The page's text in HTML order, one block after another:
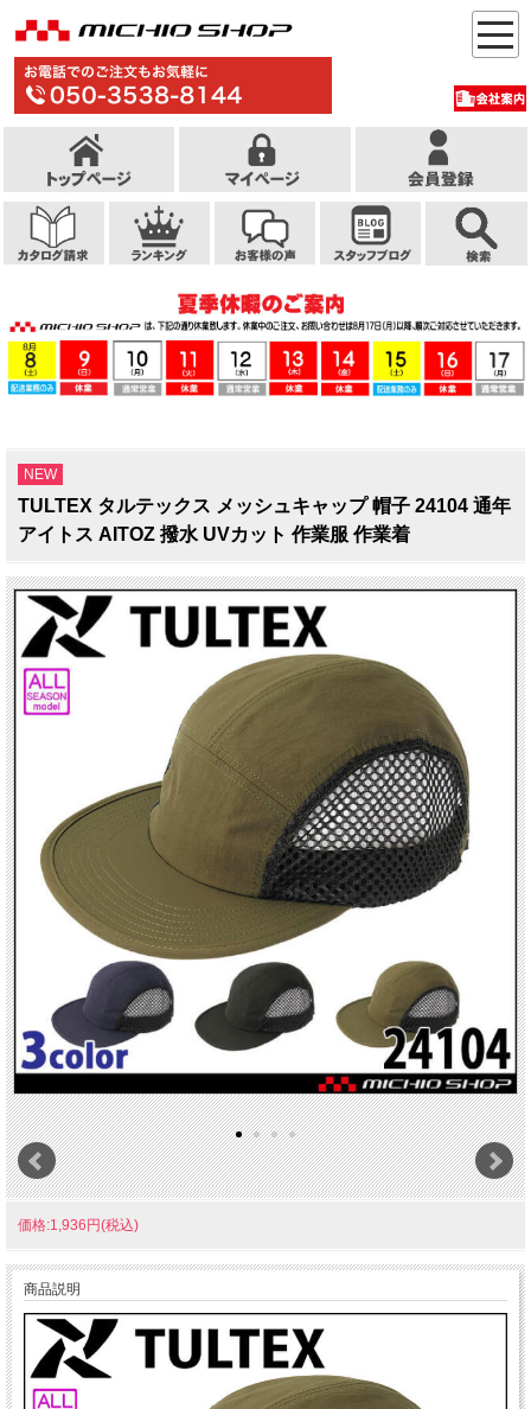
NEW
TULTEX タルテックス メッシュキャップ 帽子 24104 通年
アイトス AITOZ 撥水 UVカット 作業服 作業着
価格:1,936円(税込)
商品説明